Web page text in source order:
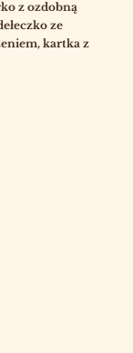
z ozdobną
ze
kartka z